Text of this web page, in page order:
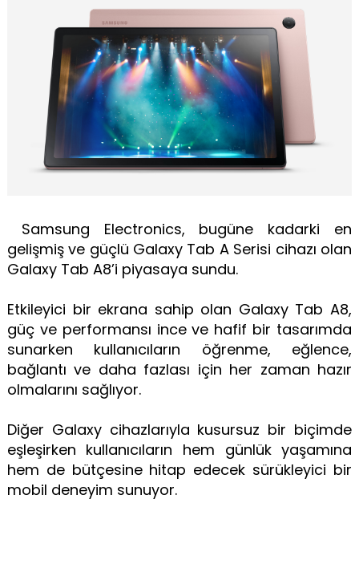
Samsung Electronics, bugüne kadarki en
gelişmiş ve güçlü Galaxy Tab A Serisi cihazı olan
Galaxy Tab A8’i piyasaya sundu.
Etkileyici bir ekrana sahip olan Galaxy Tab A8,
güç ve performansı ince ve hafif bir tasarımda
sunarken kullanıcıların öğrenme, eğlence,
bağlantı ve daha fazlası için her zaman hazır
olmalarını sağlıyor.
Diğer Galaxy cihazlarıyla kusursuz bir biçimde
eşleşirken kullanıcıların hem günlük yaşamına
hem de bütçesine hitap edecek sürükleyici bir
mobil deneyim sunuyor.